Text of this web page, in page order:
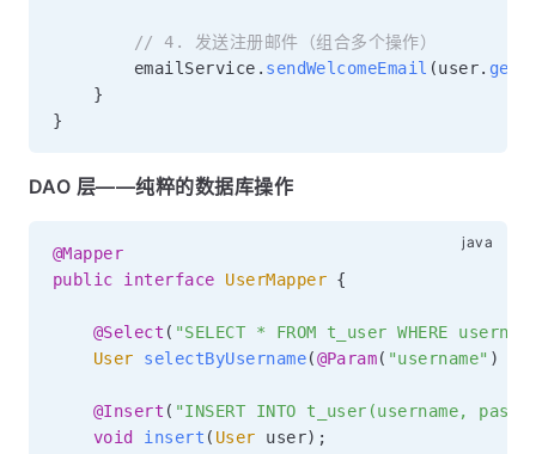
// 4. 发送注册邮件（组合多个操作）
        emailService
. sendWelcomeEmail (user.
}
}
DAO 层——纯粹的数据库操作
@Mapper
public
interface UserMapper {
@Select ( "SELECT * FROM t_user WHERE
User
selectByUsername(@Param( "username" )
@Insert ( "INSERT INTO t_user(username,
void
insert ( User user) ;